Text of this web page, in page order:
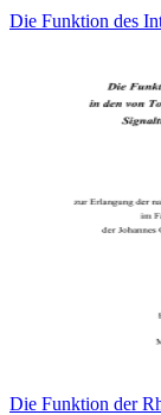
Die Funktion des
Die Funktion der